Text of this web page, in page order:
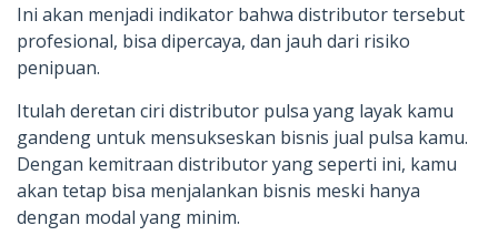
Ini akan menjadi indikator bahwa distributor tersebut
profesional, bisa dipercaya, dan jauh dari risiko
penipuan.
Itulah deretan ciri distributor pulsa yang layak kamu
gandeng untuk mensukseskan bisnis jual pulsa kamu.
Dengan kemitraan distributor yang seperti ini, kamu
akan tetap bisa menjalankan bisnis meski hanya
dengan modal yang minim.